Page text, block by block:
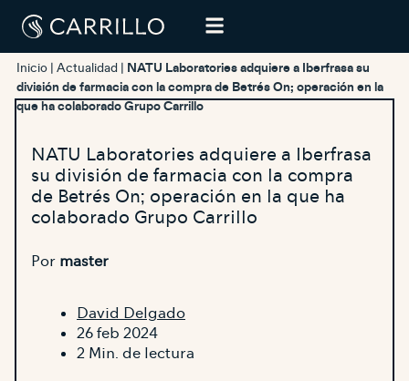
Inicio Actualidad
NATU Laboratories adquiere a Iberfrasa su
división de farmacia con la compra de Betrés On; operación en la
que ha colaborado Grupo Carrillo
NATU Laboratories adquiere a Iberfrasa
su división de farmacia con la compra
de Betrés On; operación en la que ha
colaborado Grupo Carrillo
Por master
David Delgado
26 feb 2024
2 Min. de lectura